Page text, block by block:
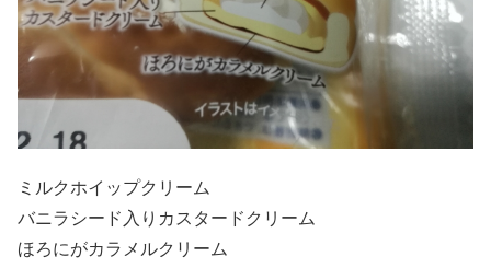
ミルクホイップクリーム
バニラシード入りカスタードクリーム
ほろにがカラメルクリーム